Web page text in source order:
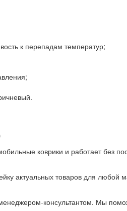
к перепадам температур;
коврики и работает без
актуальных товаров для любой
консультантом. Мы